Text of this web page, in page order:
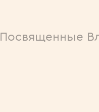
Посвященные